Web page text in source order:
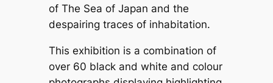
of The Sea of Japan and the
despairing traces of inhabitation.
This exhibition is a combination of
over 60 black and white and colour